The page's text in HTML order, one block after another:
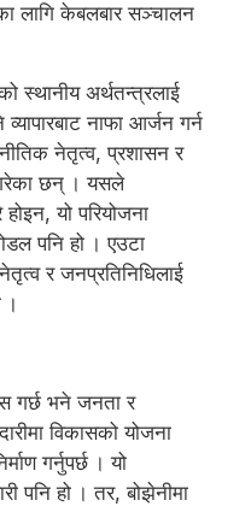
लागि केबलबार सञ्चालन
स्थानीय अर्थतन्त्रलाई
नाफा आर्जन गर्न
नेतृत्व, प्रशासन र
गरेका छन् । यसले
यो परियोजना
पनि हो । एउटा
र जनप्रतिनिधिलाई
।
गर्छ भने जनता र
विकासको योजना
गर्नुपर्छ । यो
पनि हो । तर, बोझेनीमा